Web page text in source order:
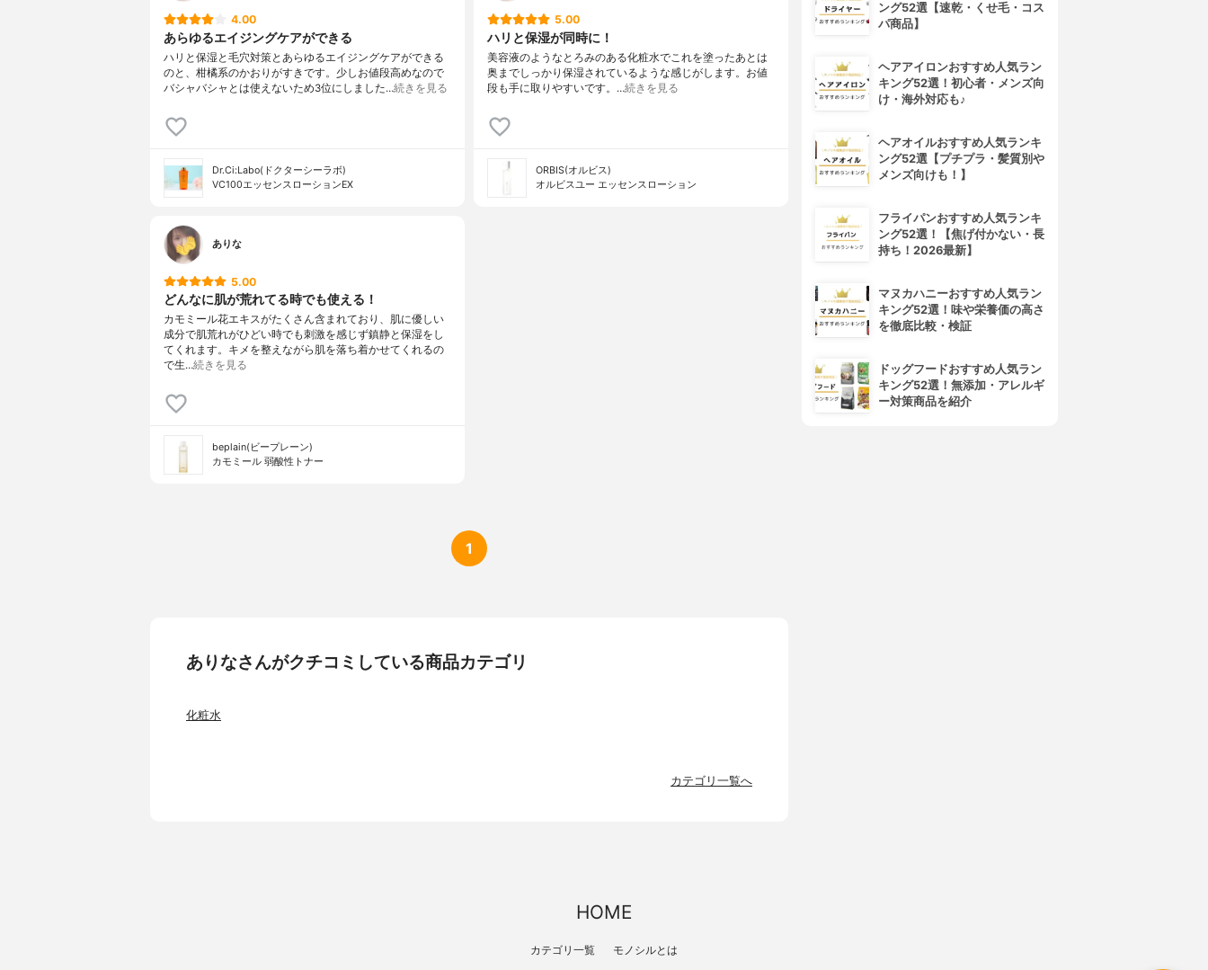
4.00
あらゆるエイジングケアができる
ハリと保湿と毛穴対策とあらゆるエイジングケアができる
のと、柑橘系のかおりがすきです。少しお値段高めなので
バシャバシャとは使えないため3位にしました…続きを見る
Dr.Ci:Labo(ドクターシーラボ)
VC100エッセンスローションEX
5.00
ハリと保湿が同時に！
美容液のようなとろみのある化粧水でこれを塗ったあとは
奥までしっかり保湿されているような感じがします。お値
段も手に取りやすいです。…続きを見る
ORBIS(オルビス)
オルビスユー エッセンスローション
ありな
5.00
どんなに肌が荒れてる時でも使える！
カモミール花エキスがたくさん含まれており、肌に優しい
成分で肌荒れがひどい時でも刺激を感じず鎮静と保湿をし
てくれます。キメを整えながら肌を落ち着かせてくれるの
で生…続きを見る
beplain(ビープレーン)
カモミール 弱酸性トナー
1
ありなさんがクチコミしている商品カテゴリ
化粧水
カテゴリ一覧へ
ング52選【速乾・くせ毛・コス
パ商品】
ヘアアイロンおすすめ人気ラン
キング52選！初心者・メンズ向
け・海外対応も♪
ヘアオイルおすすめ人気ランキ
ング52選【プチプラ・髪質別や
メンズ向けも！】
フライパンおすすめ人気ランキ
ング52選！【焦げ付かない・長
持ち！2026最新】
マヌカハニーおすすめ人気ラン
キング52選！味や栄養価の高さ
を徹底比較・検証
ドッグフードおすすめ人気ラン
キング52選！無添加・アレルギ
ー対策商品を紹介
HOME
カテゴリ一覧 モノシルとは